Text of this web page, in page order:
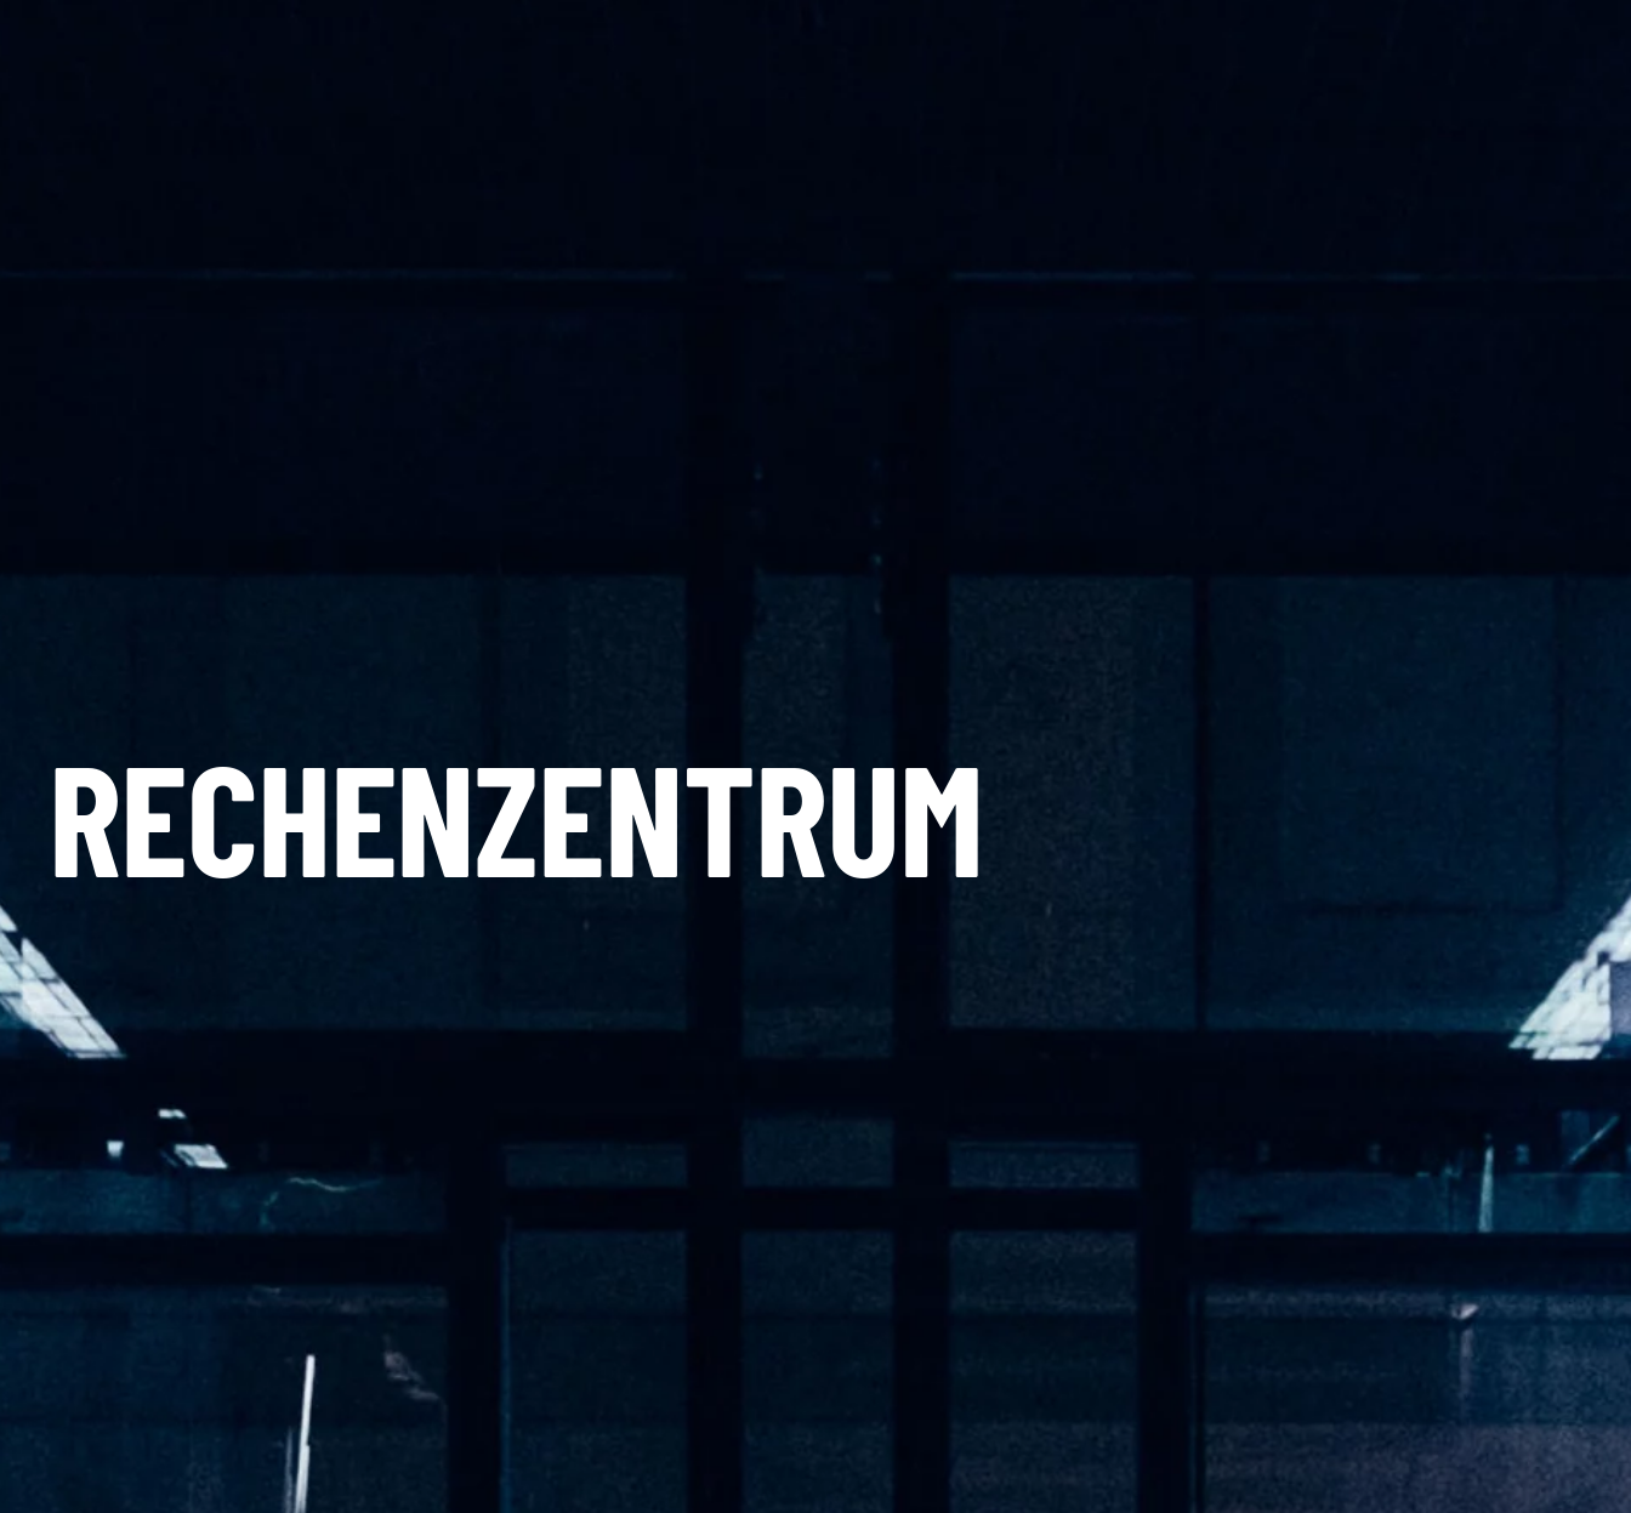
RECHEN­ZENTRUM